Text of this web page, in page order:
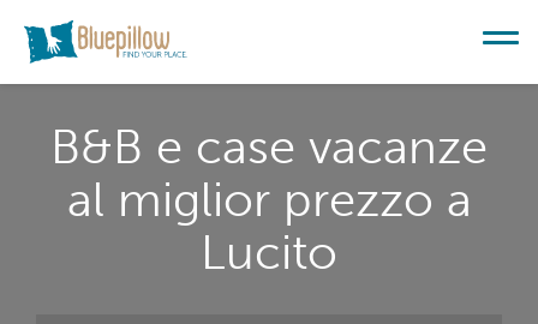
B&B e case vacanze
al miglior prezzo a
Lucito